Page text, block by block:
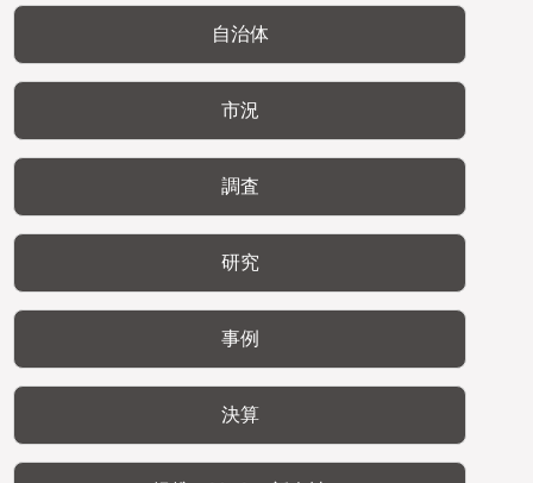
自治体
市況
調査
研究
事例
決算